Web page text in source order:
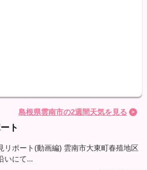
島根県雲南市の2週間天気を見る
ト
リポート(動画編) 雲南市大東町春殖地区
いにて...